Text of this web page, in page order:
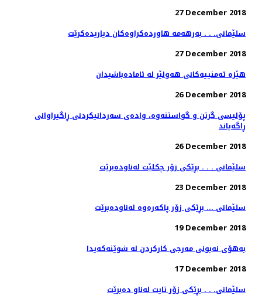
27 December 2018
سلێمانی. . . به‌رهه‌مه‌ هاورده‌كراوه‌كان دیاریده‌كرێت
27 December 2018
هێزە ئەمنییەكانی هەولێر لە ئامادەباشیدان
26 December 2018
پۆلیسی گرتن و گواستنەوە، وادەی سەردانیكردنی ڕاگیراوانی
ڕاگەیاند
26 December 2018
سلێمانی . . . بڕێكی زۆر چكلێت له‌ناوده‌برێت
23 December 2018
سلێمانی ... بڕێكی زۆر پاكه‌ره‌وه‌ له‌ناوده‌برێت
19 December 2018
به‌هۆی نه‌بونی مه‌رجی كاركردن له‌ شوێنه‌كه‌یدا
17 December 2018
سلێمانی. . . بڕێكی زۆر تایت له‌ناو ده‌برێت